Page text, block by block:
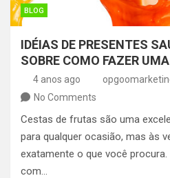
BLOG
IDÉIAS DE PRESENTES
SOBRE COMO FAZER
4 anos ago
No Comments
Cestas de frutas são uma
para qualquer ocasião, mas às
exatamente o que você
com…